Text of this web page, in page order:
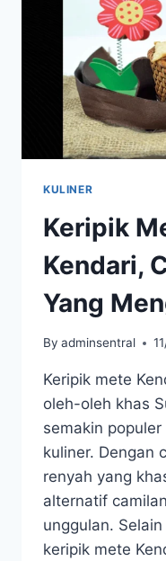
KULINER
Keripik
Kendari,
Yang
By adminsentral
Keripik mete
oleh-oleh khas
semakin
kuliner. Dengan
renyah yang
alternatif
unggulan.
keripik mete